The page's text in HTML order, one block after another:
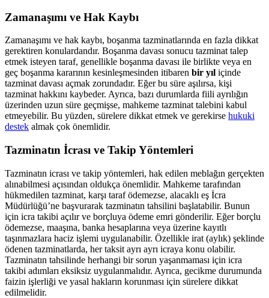
Zamanaşımı ve Hak Kaybı
Zamanaşımı ve hak kaybı, boşanma tazminatlarında en fazla dikkat
gerektiren konulardandır. Boşanma davası sonucu tazminat talep
etmek isteyen taraf, genellikle boşanma davası ile birlikte veya en
geç boşanma kararının kesinleşmesinden itibaren bir yıl içinde
tazminat davası açmak zorundadır. Eğer bu süre aşılırsa, kişi
tazminat hakkını kaybeder. Ayrıca, bazı durumlarda fiili ayrılığın
üzerinden uzun süre geçmişse, mahkeme tazminat talebini kabul
etmeyebilir. Bu yüzden, sürelere dikkat etmek ve gerekirse hukuki
destek almak çok önemlidir.
Tazminatın İcrası ve Takip Yöntemleri
Tazminatın icrası ve takip yöntemleri, hak edilen meblağın gerçekten
alınabilmesi açısından oldukça önemlidir. Mahkeme tarafından
hükmedilen tazminat, karşı taraf ödemezse, alacaklı eş İcra
Müdürlüğü’ne başvurarak tazminatın tahsilini başlatabilir. Bunun
için icra takibi açılır ve borçluya ödeme emri gönderilir. Eğer borçlu
ödemezse, maaşına, banka hesaplarına veya üzerine kayıtlı
taşınmazlara haciz işlemi uygulanabilir. Özellikle irat (aylık) şeklinde
ödenen tazminatlarda, her taksit ayrı ayrı icraya konu olabilir.
Tazminatın tahsilinde herhangi bir sorun yaşanmaması için icra
takibi adımları eksiksiz uygulanmalıdır. Ayrıca, gecikme durumunda
faizin işlerliği ve yasal hakların korunması için sürelere dikkat
edilmelidir.